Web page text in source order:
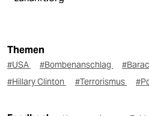
Themen
#USA #Bombenanschlag
#Hillary Clinton
#Terrorismus